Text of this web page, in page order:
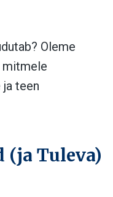
Oleme
mitmele
teen
(ja Tuleva)